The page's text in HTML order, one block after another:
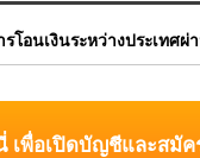
โอนเงินระหว่างประเทศ
เพื่อเปิดบัญชีและสมัค